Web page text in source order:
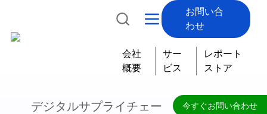
お問い合
わせ
会社
概要
サー
ビス
レポート
ストア
今すぐお問い合わせ
デジタルサプライチェー